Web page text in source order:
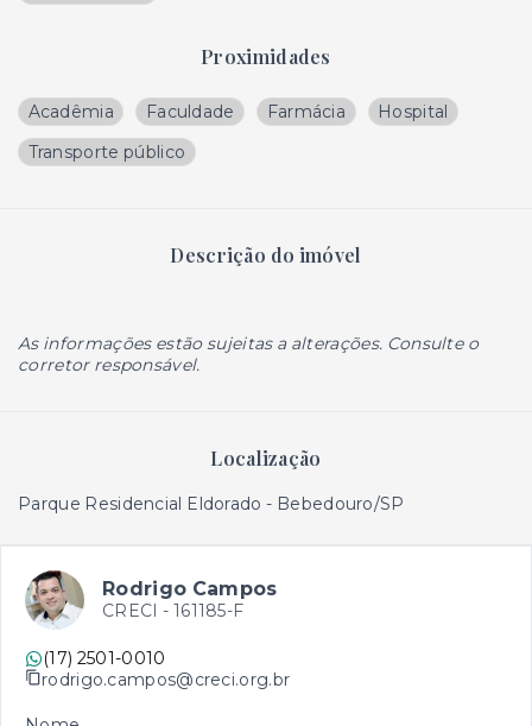
Proximidades
Acadêmia Faculdade Farmácia
Hospital
Transporte público
Descrição do imóvel
As informações estão sujeitas a alterações. Consulte o
corretor responsável.
Localização
Parque Residencial Eldorado - Bebedouro/SP
Rodrigo Campos
CRECI - 161185-F
(17) 2501-0010
rodrigo.campos@creci.org.br